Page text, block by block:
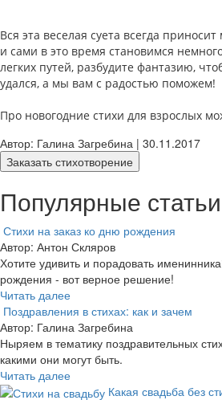
​Вся эта веселая суета всегда
и сами в это время становимся
легких путей, разбудите фантазию,
удался, а мы вам с радостью поможем!
Про новогодние стихи для взрослых
Автор: Галина Загребина | 30.11.2017
Заказать стихотворение
Популярные статьи
Стихи на заказ ко дню рождения
Автор: Антон Скляров
Хотите удивить и порадовать
рождения - вот верное решение!
Читать далее
Поздравления в стихах: как и зачем
Автор: Галина Загребина
Ныряем в тематику поздравительных
какими они могут быть.
Читать далее
Какая свадьба без